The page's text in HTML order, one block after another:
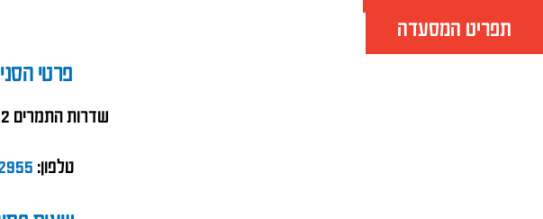
תפריט המסעדה
פרטי
שדרות התמרים 22, אילת
טלפון: